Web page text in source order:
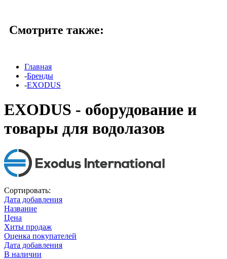
Смотрите также:
Главная
-Бренды
-EXODUS
EXODUS - оборудование и
товары для водолазов
Сортировать:
Дата добавления
Название
Цена
Хиты продаж
Оценка покупателей
Дата добавления
В наличии